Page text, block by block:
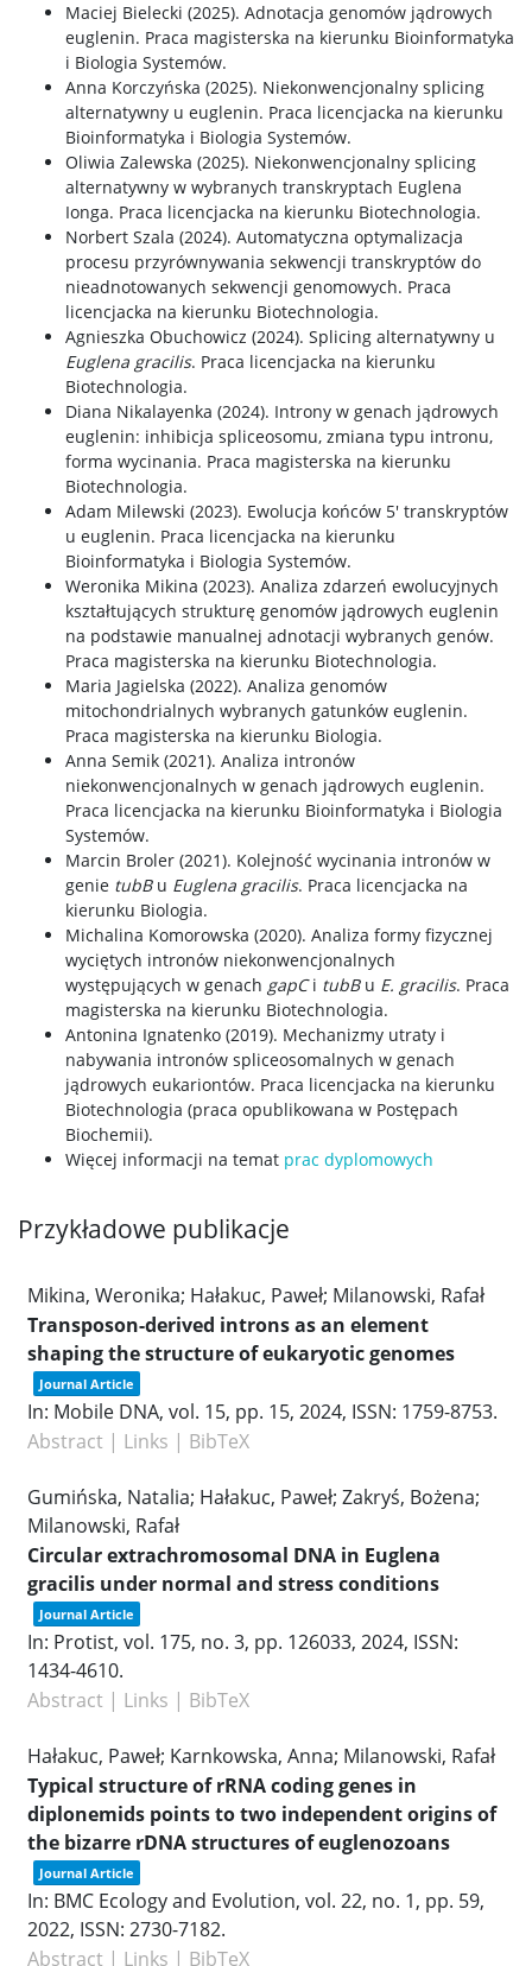
Maciej Bielecki (2025). Adnotacja genomów jądrowych
euglenin. Praca magisterska na kierunku Bioinformatyka
i Biologia Systemów.
Anna Korczyńska (2025). Niekonwencjonalny splicing
alternatywny u euglenin. Praca licencjacka na kierunku
Bioinformatyka i Biologia Systemów.
Oliwia Zalewska (2025). Niekonwencjonalny splicing
alternatywny w wybranych transkryptach Euglena
Ionga. Praca licencjacka na kierunku Biotechnologia.
Norbert Szala (2024). Automatyczna optymalizacja
procesu przyrównywania sekwencji transkryptów do
nieadnotowanych sekwencji genomowych. Praca
licencjacka na kierunku Biotechnologia.
Agnieszka Obuchowicz (2024). Splicing alternatywny u
Euglena gracilis. Praca licencjacka na kierunku
Biotechnologia.
Diana Nikalayenka (2024). Introny w genach jądrowych
euglenin: inhibicja spliceosomu, zmiana typu intronu,
forma wycinania. Praca magisterska na kierunku
Biotechnologia.
Adam Milewski (2023). Ewolucja końców 5′ transkryptów
u euglenin. Praca licencjacka na kierunku
Bioinformatyka i Biologia Systemów.
Weronika Mikina (2023). Analiza zdarzeń ewolucyjnych
kształtujących strukturę genomów jądrowych euglenin
na podstawie manualnej adnotacji wybranych genów.
Praca magisterska na kierunku Biotechnologia.
Maria Jagielska (2022). Analiza genomów
mitochondrialnych wybranych gatunków euglenin.
Praca magisterska na kierunku Biologia.
Anna Semik (2021). Analiza intronów
niekonwencjonalnych w genach jądrowych euglenin.
Praca licencjacka na kierunku Bioinformatyka i Biologia
Systemów.
Marcin Broler (2021). Kolejność wycinania intronów w
genie tubBu Euglena gracilis. Praca licencjacka na
kierunku Biologia.
Michalina Komorowska (2020). Analiza formy fizycznej
wyciętych intronów niekonwencjonalnych
występujących w genach gapCi tubBu E. gracilis. Praca
magisterska na kierunku Biotechnologia.
Antonina Ignatenko (2019). Mechanizmy utraty i
nabywania intronów spliceosomalnych w genach
jądrowych eukariontów. Praca licencjacka na kierunku
Biotechnologia (praca opublikowana w Postępach
Biochemii).
Więcej informacji na temat prac dyplomowych
Przykładowe publikacje
Mikina, Weronika; Hałakuc, Paweł; Milanowski, Rafał
Transposon-derived introns as an element
shaping the structure of eukaryotic genomes
Journal Article
In: Mobile DNA, vol. 15, pp. 15, 2024, ISSN: 1759-8753.
Abstract | Links | BibTeX
Gumińska, Natalia; Hałakuc, Paweł; Zakryś, Bożena;
Milanowski, Rafał
Circular extrachromosomal DNA in Euglena
gracilis under normal and stress conditions
Journal Article
In: Protist, vol. 175, no. 3, pp. 126033, 2024, ISSN:
1434-4610.
Abstract | Links | BibTeX
Hałakuc, Paweł; Karnkowska, Anna; Milanowski, Rafał
Typical structure of rRNA coding genes in
diplonemids points to two independent origins of
the bizarre rDNA structures of euglenozoans
Journal Article
In: BMC Ecology and Evolution, vol. 22, no. 1, pp. 59,
2022, ISSN: 2730-7182.
Abstract | Links | BibTeX